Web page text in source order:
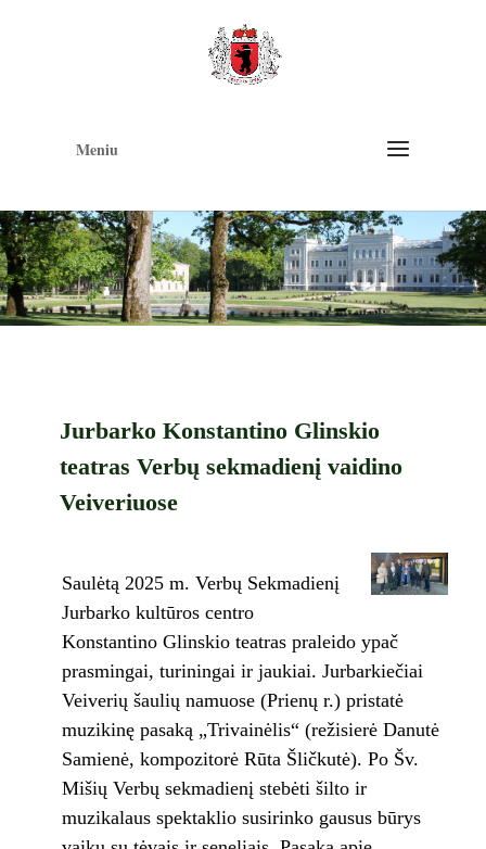
Meniu
Jurbarko Konstantino Glinskio
teatras Verbų sekmadienį vaidino
Veiveriuose
Saulėtą 2025 m. Verbų Sekmadienį
Jurbarko kultūros centro
Konstantino Glinskio teatras praleido ypač
prasmingai, turiningai ir jaukiai. Jurbarkiečiai
Veiverių šaulių namuose (Prienų r.) pristatė
muzikinę pasaką „Trivainėlis“ (režisierė Danutė
Samienė, kompozitorė Rūta Šličkutė). Po Šv.
Mišių Verbų sekmadienį stebėti šilto ir
muzikalaus spektaklio susirinko gausus būrys